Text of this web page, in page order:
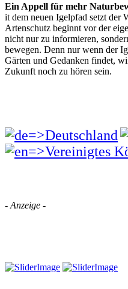
Ein Appell für mehr
it dem neuen Igelpfad setzt der
Artenschutz beginnt vor der
nicht nur zu informieren,
bewegen. Denn nur wenn der
Gärten und Gedanken findet,
Zukunft noch zu hören sein.
- Anzeige -